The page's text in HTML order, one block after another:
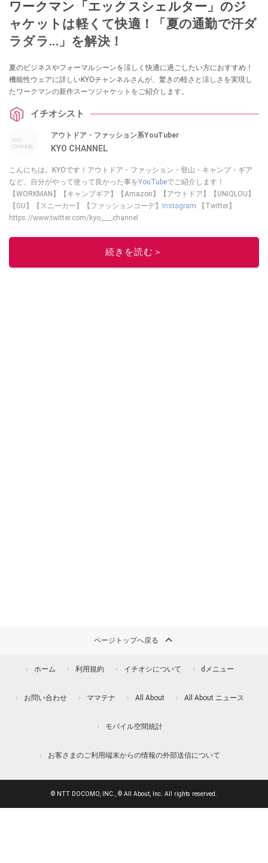
ワークマン「エックスシェルター」のジ
ャケットは軽くて快適！「夏の通勤で汗ダ
ラダラ...」を解決！
夏のビジネスやフォーマルシーンを涼しく快適に過ごしたい方におすすめ！
機能性ウェアに詳しいKYOチャンネルさんが、驚きの軽さと涼しさを実現し
たワークマンの新作スーツジャケットをご紹介します。
イチオシスト
アウトドア・ファッション系YouTuber
KYO CHANNEL
こんにちは。KYOです！アウトドア・ファッション・登山・キャンプ・ギア
など、自分がやって使って良かった事をYouTubeでご紹介します！
【WORKMAN】【キャンプギア】【Amazon】【アウトドア】【UNIQLOU】
【GU】【スニーカー】【ファッションコーデ】
Instagram 【Twitter】
https://www.twitter.com/kyo____channel
このイチオシストの他の記事を読む
続きを読む＞
ページトップへ戻る
ホーム 利用規約 イチオシについて dメニュー
お問い合わせ ママテナ All About All About ニュース
モバイル空間統計
お客さまのご利用端末からの情報の外部送信について
© NTT DOCOMO, INC., © All About, Inc. All rights reserved.